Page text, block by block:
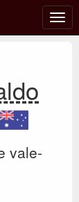
vale-